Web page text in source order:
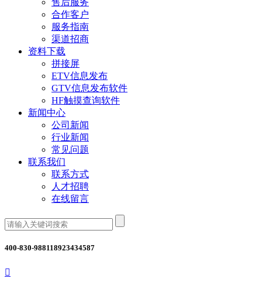
合作客户
服务指南
渠道招商
资料下载
拼接屏
ETV信息发布
GTV信息发布软件
HF触摸查询软件
新闻中心
公司新闻
行业新闻
常见问题
联系我们
联系方式
人才招聘
在线留言
400-830-988118923434587
